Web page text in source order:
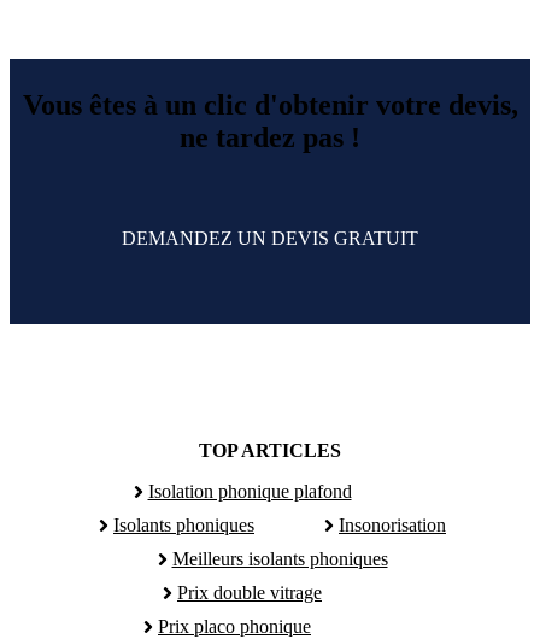
Vous êtes à un clic d'obtenir votre devis,
ne tardez pas !
DEMANDEZ UN DEVIS GRATUIT
TOP ARTICLES
Isolation phonique plafond
Isolants phoniques
Insonorisation
Meilleurs isolants phoniques
Prix double vitrage
Prix placo phonique